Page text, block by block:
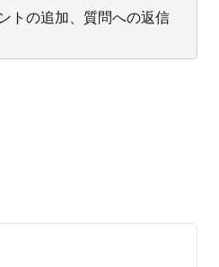
トの追加、質問への返信